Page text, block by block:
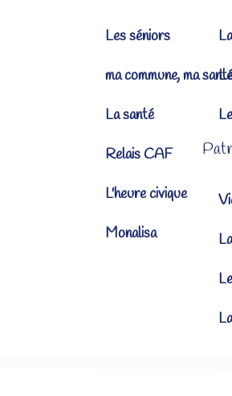
Les séniors
ma commune, ma
La santé
Relais CAF
L'heure civique
Monalisa